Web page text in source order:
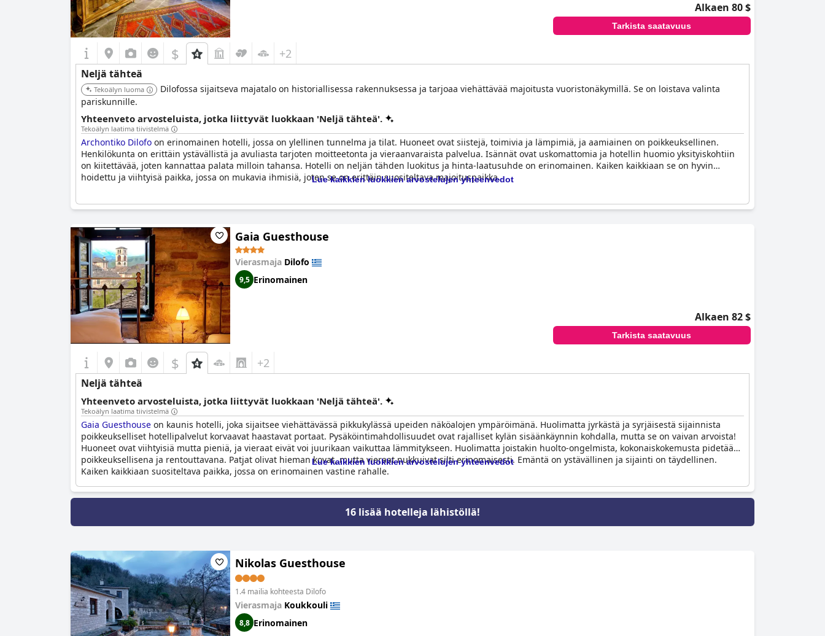
Alkaen 80 $
Tarkista saatavuus
$ +2
Neljä tähteä
Tekoälyn luoma
Dilofossa sijaitseva majatalo on historiallisessa rakennuksessa ja tarjoaa viehättävää majoitusta vuoristonäkymillä. Se on loistava valinta
pariskunnille.
Yhteenveto arvosteluista, jotka liittyvät luokkaan 'Neljä tähteä'.
Tekoälyn laatima tiivistelmä
Archontiko Dilofo on erinomainen hotelli, jossa on ylellinen tunnelma ja tilat. Huoneet ovat siistejä, toimivia ja lämpimiä, ja aamiainen on poikkeuksellinen.
Henkilökunta on erittäin ystävällistä ja avuliasta tarjoten moitteetonta ja vieraanvaraista palvelua. Isännät ovat uskomattomia ja hotellin huomio yksityiskohtiin
on kiitettävää, joten kannattaa palata milloin tahansa. Hotelli on neljän tähden luokitus ja hinta-laatusuhde on erinomainen. Kaiken kaikkiaan se on hyvin
hoidettu ja viihtyisä paikka, jossa on mukavia ihmisiä, joten se on erittäin suositeltava majoituspaikka.
Lue kaikkien luokkien arvostelujen yhteenvedot
Gaia Guesthouse
Vierasmaja Dilofo
9,5 Erinomainen
Alkaen 82 $
Tarkista saatavuus
$ +2
Neljä tähteä
Yhteenveto arvosteluista, jotka liittyvät luokkaan 'Neljä tähteä'.
Tekoälyn laatima tiivistelmä
Gaia Guesthouse on kaunis hotelli, joka sijaitsee viehättävässä pikkukylässä upeiden näköalojen ympäröimänä. Huolimatta jyrkästä ja syrjäisestä sijainnista
poikkeukselliset hotellipalvelut korvaavat haastavat portaat. Pysäköintimahdollisuudet ovat rajalliset kylän sisäänkäynnin kohdalla, mutta se on vaivan arvoista!
Huoneet ovat viihtyisiä mutta pieniä, ja vieraat eivät voi juurikaan vaikuttaa lämmitykseen. Huolimatta joistakin huolto-ongelmista, kokonaiskokemusta pidetään
poikkeuksellisena ja rentouttavana. Patjat olivat hieman kovat, mutta vieraat nukkuivat silti erinomaisesti. Emäntä on ystävällinen ja sijainti on täydellinen.
Kaiken kaikkiaan suositeltava paikka, jossa on erinomainen vastine rahalle.
Lue kaikkien luokkien arvostelujen yhteenvedot
16 lisää hotelleja lähistöllä!
Nikolas Guesthouse
1.4 mailia kohteesta Dilofo
Vierasmaja Koukkouli
8,8 Erinomainen